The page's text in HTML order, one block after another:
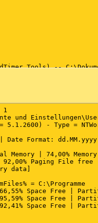
Tools) --
GmbH) --
Corporation) --
Inc.) --
--
--
--
--
Inc.) --
GmbH) --
--
Corporation) --
--
Corporation) --
Inc.) --
1
und
5.1.2600) - Type =
Date Format: dd.MM.yyyy
| 74,00%
Paging File free
data]
= C:\Programme
Space Free |
Space Free |
Space Free |